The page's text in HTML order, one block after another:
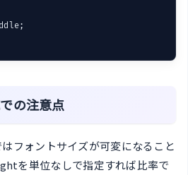
の注意点
フォントサイズが可変になること
を単位なしで指定すれば比率で